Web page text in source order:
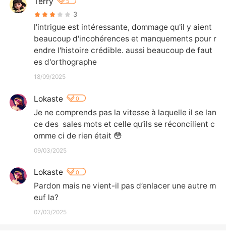
3
l'intrigue est intéressante, dommage qu'il y aient
beaucoup d'incohérences et manquements pour r
endre l'histoire crédible. aussi beaucoup de faut
es d'orthographe
18/09/2025
Lokaste 0
Je ne comprends pas la vitesse à laquelle il se lan
ce des  sales mots et celle qu’ils se réconcilient c
omme ci de rien était 😳
09/03/2025
Lokaste 0
Pardon mais ne vient-il pas d’enlacer une autre m
euf la?
07/03/2025